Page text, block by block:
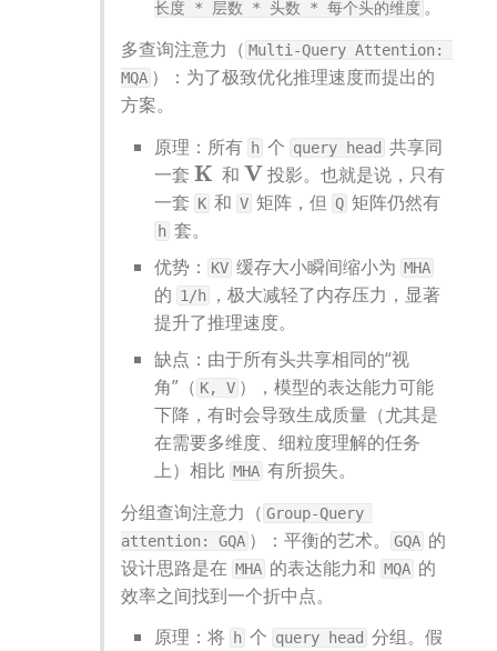
长度 * 层数 * 头数 * 每个头的维度 。
多查询注意力（ Multi-Query Attention:
MQA ）：为了极致优化推理速度而提出的
方案。
原理：所有 h 个 query head 共享同
一套 K
  和
V 投影。也就是说，只有
一套 K 和 V 矩阵，但 Q
h 套。
优势：
KV 缓存大小瞬间缩小为 MHA
的 1/h
，极大减轻了内存压力，显著
提升了推理速度。
缺点：由于所有头共享相同的“视
角”（ K, V ），模型的表达能力可能
下降，有时会导致生成质量（尤其是
在需要多维度、细粒度理解的任务
上）相比 MHA 有所损失。
分组查询注意力（ Group-Query
attention: GQA ）：平衡的艺术。 GQA 的
设计思路是在 MHA 的表达能力和 MQA 的
效率之间找到一个折中点。
原理：将
h 个 query head 分组。假